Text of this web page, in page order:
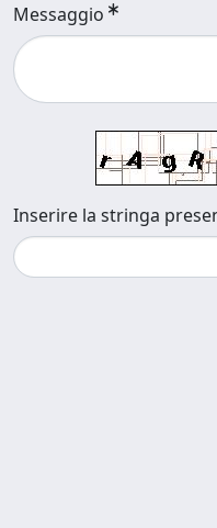
Messaggio
Inserire la stringa